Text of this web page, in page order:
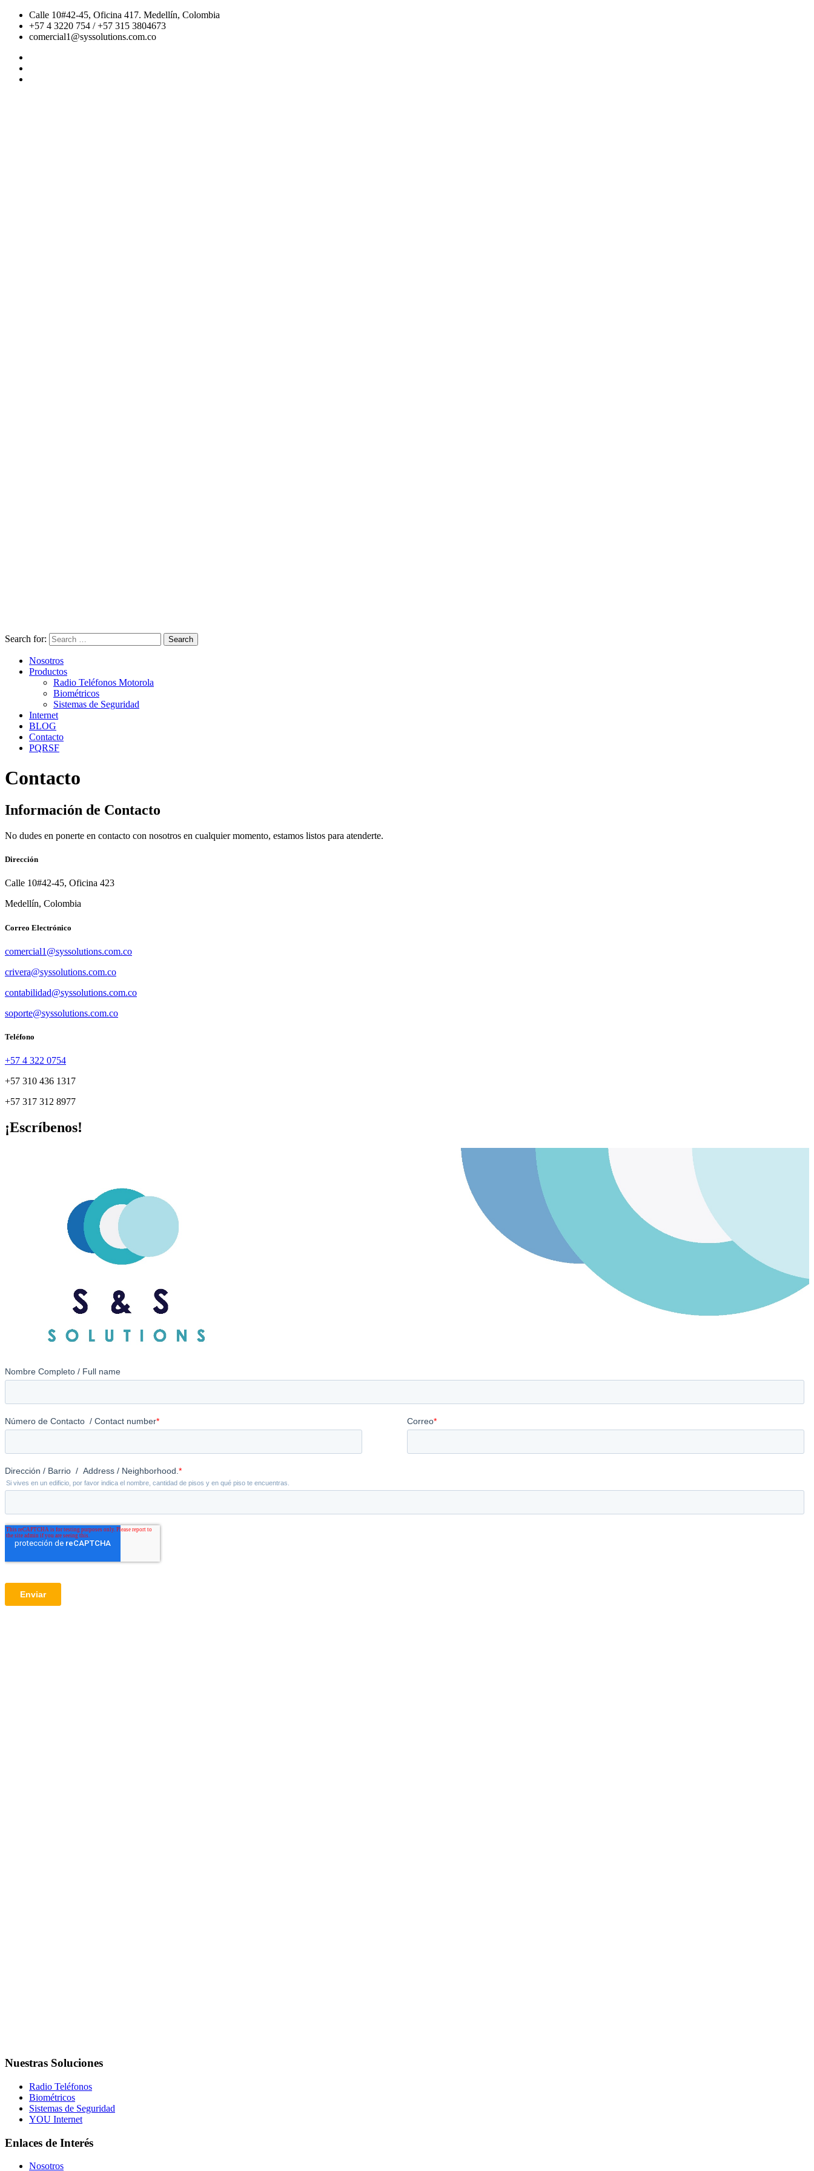
Calle 10#42-45, Oficina 417. Medellín, Colombia
+57 4 3220 754 / +57 315 3804673
comercial1@syssolutions.com.co
Search for: Search
Nosotros
Productos
Radio Teléfonos Motorola
Biométricos
Sistemas de Seguridad
Internet
BLOG
Contacto
PQRSF
Contacto
Información de Contacto
No dudes en ponerte en contacto con nosotros en cualquier momento, estamos listos para atenderte.
Dirección
Calle 10#42-45, Oficina 423
Medellín, Colombia
Correo Electrónico
comercial1@syssolutions.com.co
crivera@syssolutions.com.co
contabilidad@syssolutions.com.co
soporte@syssolutions.com.co
Teléfono
+57 4 322 0754
+57 310 436 1317
+57 317 312 8977
¡Escríbenos!
Nuestras Soluciones
Radio Teléfonos
Biométricos
Sistemas de Seguridad
YOU Internet
Enlaces de Interés
Nosotros